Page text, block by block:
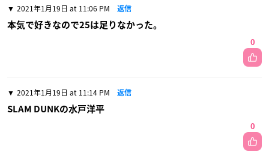
2021年1月19日 at 11:06 PM 返信
本気で好きなので25は足りなかった。
0
2021年1月19日 at 11:14 PM 返信
SLAM DUNKの水戸洋平
0